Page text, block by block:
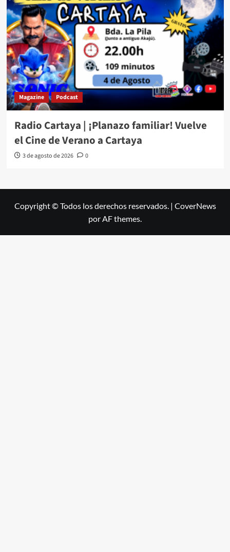
Magazine Podcast
Radio Cartaya | ¡Planazo familiar! Vuelve
el Cine de Verano a Cartaya
3 de agosto de 2026 0
Copyright © Todos los derechos reservados. | CoverNews
por AF themes.